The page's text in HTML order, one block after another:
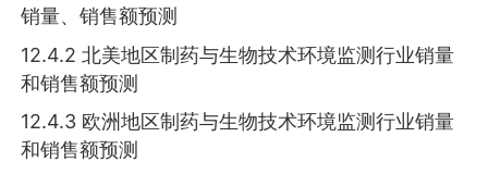
销量、销售额预测
12.4.2 北美地区制药与生物技术环境监测行业销量
和销售额预测
12.4.3 欧洲地区制药与生物技术环境监测行业销量
和销售额预测